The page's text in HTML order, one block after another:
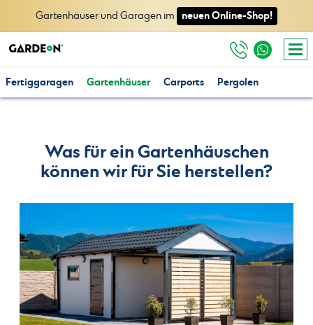
Gartenhäuser und Garagen im neuen Online-Shop!
Fertiggaragen Gartenhäuser Carports Pergolen
Was für ein Gartenhäuschen
können wir für Sie herstellen?